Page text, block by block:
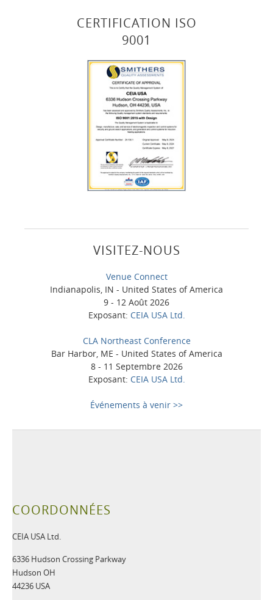
CERTIFICATION ISO
9001
VISITEZ-NOUS
Venue Connect
Indianapolis, IN - United States of America
9 - 12 Août 2026
Exposant: CEIA USA Ltd.
CLA Northeast Conference
Bar Harbor, ME - United States of America
8 - 11 Septembre 2026
Exposant: CEIA USA Ltd.
Événements à venir >>
COORDONNÉES
CEIA USA Ltd.
6336 Hudson Crossing Parkway
Hudson OH
44236 USA